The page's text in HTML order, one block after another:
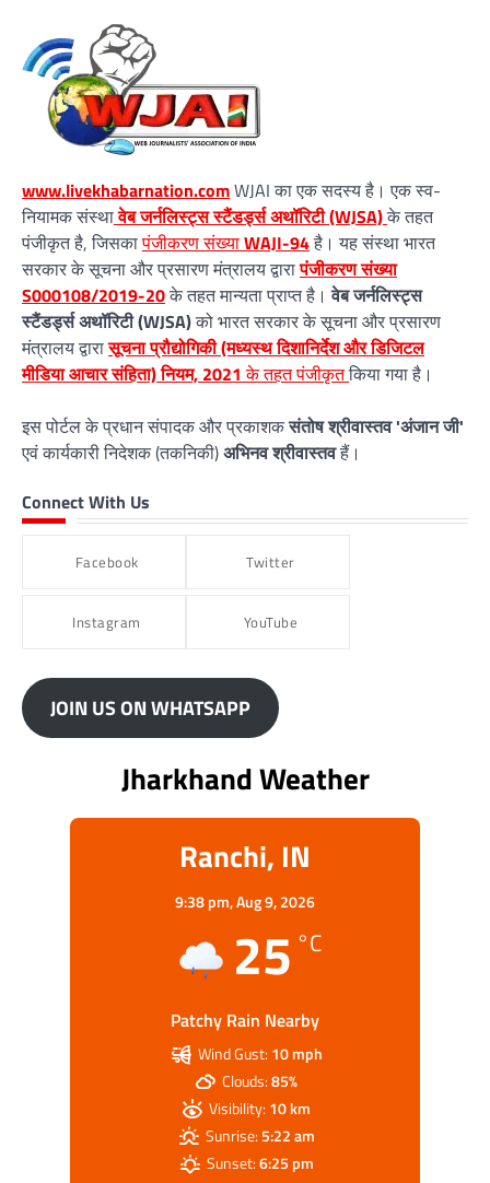
www.livekhabarnation.comWJAI का एक सदस्य है। एक स्व-
नियामक संस्थावेब जर्नलिस्ट्स स्टैंडर्ड्स अथॉरिटी (WJSA)के तहत
पंजीकृत है, जिसकापंजीकरण संख्याWAJI-94है। यह संस्था भारत
सरकार के सूचना और प्रसारण मंत्रालय द्वारापंजीकरण संख्या
S000108/2019-20के तहत मान्यता प्राप्त है।वेब जर्नलिस्ट्स
स्टैंडर्ड्स अथॉरिटी (WJSA)को भारत सरकार के सूचना और प्रसारण
मंत्रालय द्वारासूचना प्रौद्योगिकी (मध्यस्थ दिशानिर्देश और डिजिटल
मीडिया आचार संहिता) नियम, 2021 के तहत पंजीकृतकिया गया है।
इस पोर्टल के प्रधान संपादक और प्रकाशकसंतोष श्रीवास्तव 'अंजान जी'
एवं कार्यकारी निदेशक (तकनिकी)अभिनव श्रीवास्तवहैं।
Connect With Us
Facebook Twitter
Instagram YouTube
JOIN US ON WHATSAPP
Jharkhand Weather
Ranchi, IN
9:38 pm,Aug 9, 2026
25 °C
Patchy Rain Nearby
Wind Gust: 10 mph
Clouds:85%
Visibility:10 km
Sunrise:5:22 am
Sunset:6:25 pm